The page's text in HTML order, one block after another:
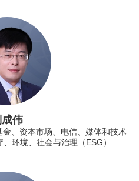
伟
、资本市场、电信、媒体和技术
环境、社会与治理（ESG）